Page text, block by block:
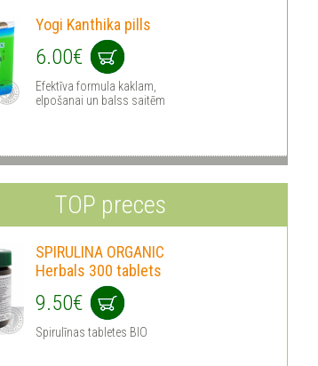
Yogi Kanthika pills
6.00€
Efektīva formula kaklam,
elpošanai un balss saitēm
TOP preces
SPIRULINA ORGANIC
Herbals 300 tablets
9.50€
Spirulīnas tabletes BIO